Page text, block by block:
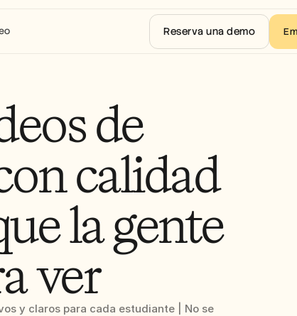
de
calidad
la gente
ver
y claros para cada estudiante | No se
Reserva una demo